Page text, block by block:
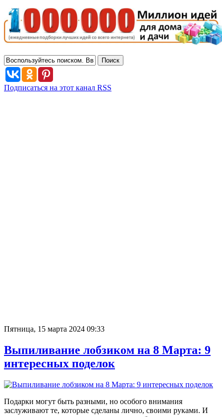
Подписаться на этот канал RSS
Пятница, 15 марта 2024 09:33
Выпиливание лобзиком на 8 Марта: 9
интересных поделок
Подарки могут быть разными, но особого внимания
заслуживают те, которые сделаны лично, своими руками. И